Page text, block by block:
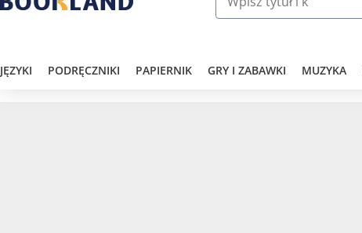
JĘZYKI PODRĘCZNIKI PAPIERNIK GRY I ZABAWKI MUZYKA